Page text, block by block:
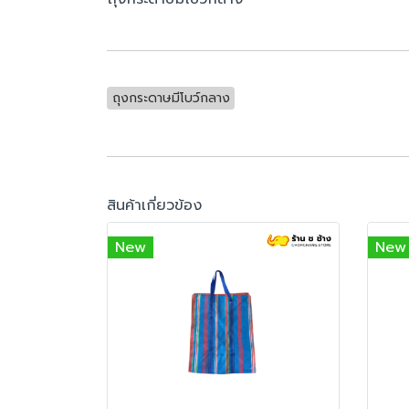
ถุงกระดาษมีโบว์กลาง
สินค้าเกี่ยวข้อง
New
New